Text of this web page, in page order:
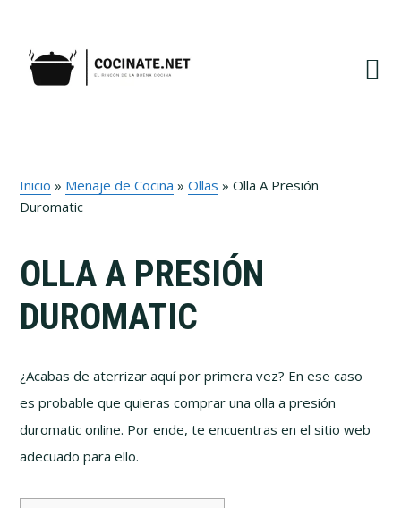
navegación
principal
contenido
principal
Inicio » Menaje de Cocina »Ollas »Olla A Presión
Duromatic
OLLA A PRESIÓN
DUROMATIC
¿Acabas de aterrizar aquí por primera vez? En ese caso
es probable que quieras comprar una olla a presión
duromatic online. Por ende, te encuentras en el sitio web
adecuado para ello.